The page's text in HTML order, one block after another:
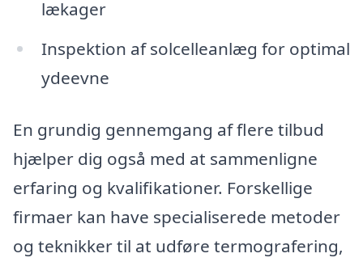
lækager
Inspektion af solcelleanlæg for optimal
ydeevne
En grundig gennemgang af flere tilbud
hjælper dig også med at sammenligne
erfaring og kvalifikationer. Forskellige
firmaer kan have specialiserede metoder
og teknikker til at udføre termografering,